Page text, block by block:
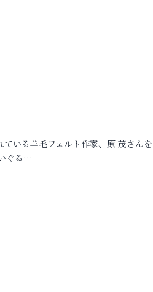
いる羊毛フェルト作家、原 茂さん
ぐる…